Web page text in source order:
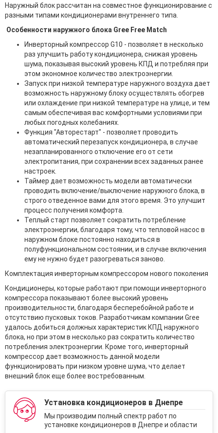
Наружный блок рассчитан на совместное функционирование с
разными типами кондиционерами внутреннего типа.
Особенности наружного блока Gree Free Match
Инверторный компрессор G10 - позволяет в несколько
раз улучшить работу кондиционера, снижая уровень
шума, показывая высокий уровень КПД и потребляя при
этом экономное количество электроэнергии.
Запуск при низкой температуре наружного воздуха дает
возможность наружному блоку осуществлять обогрев
или охлаждение при низкой температуре на улице, и тем
самым обеспечивая вас комфортными условиями при
любых погодных колебаниях.
Функция "Авторестарт" - позволяет проводить
автоматический перезапуск кондиционера, в случае
незапланированного отключение его от сети
электропитания, при сохранении всех заданных ранее
настроек.
Таймер дает возможность модели автоматически
проводить включение/выключение наружного блока, в
строго отведенное вами для этого время. Это улучшит
процесс получения комфорта.
Теплый старт позволяет сократить потребление
электроэнергии, благодаря тому, что тепловой насос в
наружном блоке постоянно находиться в
полуфункциональном состоянии, и в случае включения
ему не нужно будет разогреваться заново.
Комплектация инверторным компрессором нового поколения
Кондиционеры, которые работают при помощи инверторного
компрессора показывают более высокий уровень
производительности, благодаря бесперебойной работе и
отсутствию пусковых токов. Разработчикам компании Gree
удалось добиться должных характеристик КПД наружного
блока, но при этом в несколько раз сократить количество
потребления электроэнергии. Кроме того, инверторный
компрессор дает возможность данной модели
функционировать при низком уровне шума, что делает
внешний блок еще более востребованным.
Установка кондиционеров в Днепре
Мы производим полный спектр работ по
установке кондиционеров в Днепре и области